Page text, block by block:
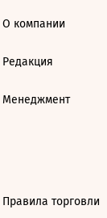
О компании
Редакция
Менеджмент
Правила торговли